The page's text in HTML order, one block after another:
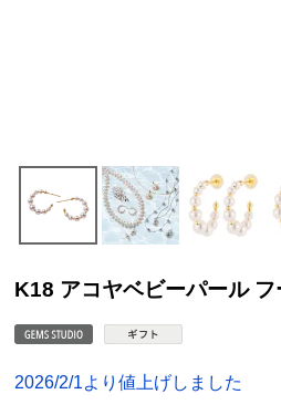
K18 アコヤベビーパール フ
2026/2/1より値上げしました